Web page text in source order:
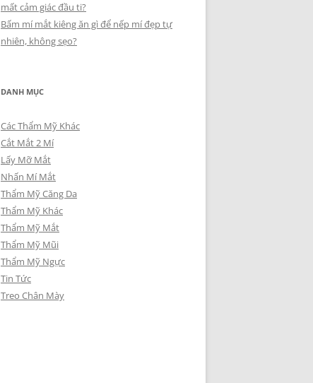
mất cảm giác đầu ti?
Bấm mí mắt kiêng ăn gì để nếp mí đẹp tự
nhiên, không sẹo?
DANH MỤC
Các Thẩm Mỹ Khác
Cắt Mắt 2 Mí
Lấy Mỡ Mắt
Nhấn Mí Mắt
Thẩm Mỹ Căng Da
Thẩm Mỹ Khác
Thẩm Mỹ Mắt
Thẩm Mỹ Mũi
Thẩm Mỹ Ngực
Tin Tức
Treo Chân Mày